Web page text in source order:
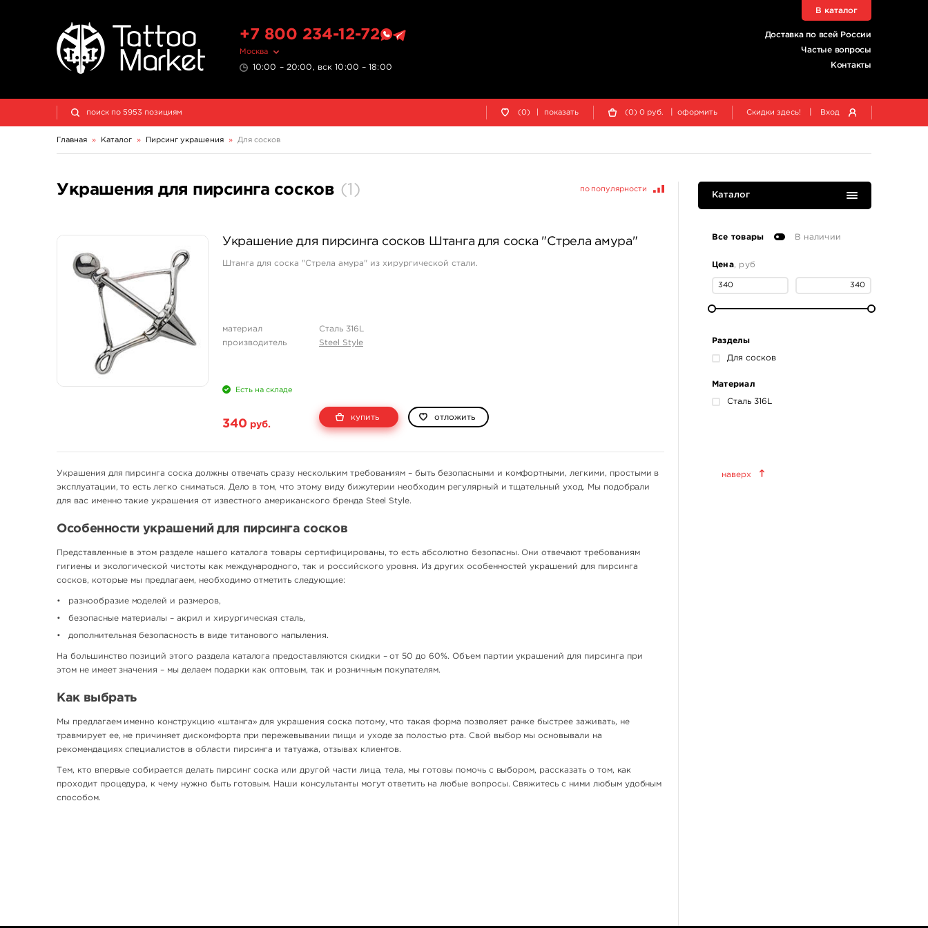
+7 800 234-12-72
Москва
10:00 – 20:00, вск 10:00 – 18:00
Доставка по всей России
Частые вопросы
Контакты
В каталог
(0) показать (0) 0 руб. оформить Скидки здесь! Вход
Главная » Каталог » Пирсинг украшения » Для сосков
по популярности
Украшения для пирсинга сосков (1 )
Украшение для пирсинга сосков Штанга для соска "Стрела амура"
Штанга для соска "Стрела амура" из хирургической стали.
материал
Сталь 316L
производитель
Steel Style
Есть на складе
340 руб.
купить отложить
Украшения для пирсинга соска должны отвечать сразу нескольким требованиям – быть безопасными и комфортными, легкими, простыми в
эксплуатации, то есть легко сниматься. Дело в том, что этому виду бижутерии необходим регулярный и тщательный уход. Мы подобрали
для вас именно такие украшения от известного американского бренда Steel Style.
Особенности украшений для пирсинга сосков
Представленные в этом разделе нашего каталога товары сертифицированы, то есть абсолютно безопасны. Они отвечают требованиям
гигиены и экологической чистоты как международного, так и российского уровня. Из других особенностей украшений для пирсинга
сосков, которые мы предлагаем, необходимо отметить следующие:
разнообразие моделей и размеров,
безопасные материалы – акрил и хирургическая сталь,
дополнительная безопасность в виде титанового напыления.
На большинство позиций этого раздела каталога предоставляются скидки – от 50 до 60%. Объем партии украшений для пирсинга при
этом не имеет значения – мы делаем подарки как оптовым, так и розничным покупателям.
Как выбрать
Мы предлагаем именно конструкцию «штанга» для украшения соска потому, что такая форма позволяет ранке быстрее заживать, не
травмирует ее, не причиняет дискомфорта при пережевывании пищи и уходе за полостью рта. Свой выбор мы основывали на
рекомендациях специалистов в области пирсинга и татуажа, отзывах клиентов.
Тем, кто впервые собирается делать пирсинг соска или другой части лица, тела, мы готовы помочь с выбором, рассказать о том, как
проходит процедура, к чему нужно быть готовым. Наши консультанты могут ответить на любые вопросы. Свяжитесь с ними любым удобным
способом.
Каталог
Все товары В наличии
Цена, руб
Разделы
Для сосков
Материал
Сталь 316L
World Famous Tattoo Ink
наверх